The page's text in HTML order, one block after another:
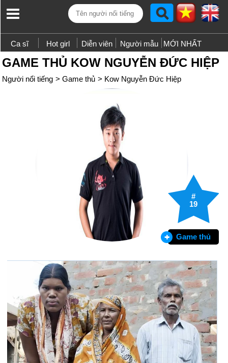
Ca sĩ Hot girl Diễn viên Người mẫu MỚI NHẤT
GAME THỦ KOW NGUYỄN ĐỨC HIỆP
Người nổi tiếng > Game thủ > Kow Nguyễn Đức Hiệp
#
19
Game thủ